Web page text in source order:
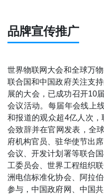
品牌宣传推广
世界物联网大会和全球万
联合国和中国政府关注支
展的大会，已成功召开10
会议活动。每届年会线上
和报道的观众超4亿人次
会致辞并在官网发表，全
府机构官员、驻华使节出
会议、开发计划署等联合
工委员会、世界工程组织
洲电信标准化协会、阿拉
参与，中国政府网、中国